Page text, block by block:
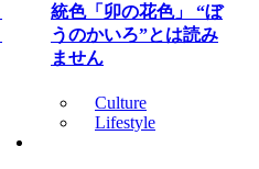
統色「卯の花色」 “ぼ
うのかいろ”とは読み
ません
Culture
Lifestyle